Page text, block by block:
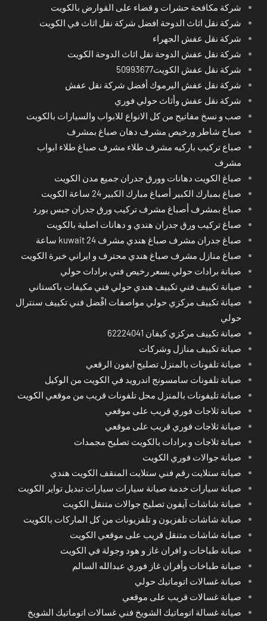
شركة مكافحة حشرات و قضاء على القوارض بالكويت
شركة نقل اثاث الدوحة افضل شركة نقل اثاث في الكويت
شركة نقل عفش الجهراء
شركة نقل عفش الدوحة نقل اثاث الدوحة الكويت
شركة نقل عفش الكويت50993677
شركة نقل عفش اليرموك أفضل شركة نقل عفش
شركة نقل عفش وأثاث حولي فوري
صب و نسخ مفاتيح من كل الانواع للابواب والسيارات بالكويت
صباخ شاطر ورخيص مشرف دهان صباغ بمشرف
صباع تركيب باركيه مشرف طلاء مشرف صباغ طلاء ابواب
مشرف
صباغ الكويت دهانات وورق جدران جميع مدن الكويت
صباغ بمبارك الكبير أصباغ مبارك الكبير 24 ساعة الكويت
صباغ بمشرف أصباغ مشرف تركيب ورق جدران جبس بورد
صباغ تركيب ورق جدران هندي و دهانات اصلية بالكويت
صباغ جدران مشرف صباغ هندي مشرف kuwait 24 ساعة
صباغ منازل مشرف صباغ هندي محترف و ايراني خبرة الكويت
صيانة برادات حولي بسعر رخيص فني برادات حولي
صيانة تكييف فني تكييف هندي حولي فني مكيفات باكستاني
صيانة تكييف مركزي حولي مواصفات افْضل فني تكييف سنترال
حولي
صيانة تكييف مركزي كيفان 62224041
صيانة تكييف منازل وشركات
صيانة تلفونات بالمنزل تصليح ايفون الرقعي
صيانة تلفونات سامسونج اندرويد في الكويت من الوكيل
صيانة تليفونات بالمنزل محل تلفونات قريب من موقعي الكويت
صيانة ثلاجات فوري قريب على موقعي
صيانة ثلاجات فوري قريب على موقعي
صيانة ثلاجات و برادات بالكويت تصليح مجمدات
صيانة جوالات فوري الكويت
صيانة ستلايت رقم فني ستلايت المنقف الكويت هندي
صيانة سيارات خدمة صيانة سيارات سيارات تبديل تواير الكويت
صيانة شاشات آيفون تصليح جوالات متنقل الكويت
صيانة شاشات تلفزيون و تلفزيونات من كل الماركات بالكويت
صيانة شاشات متنقل قريب على موقعي الكويت
صيانة طباخات و افران غاز و هود وجولة في الكويت
صيانة طباخات وأفران غاز فوري عبدالله السالم
صيانة غسالات اتوماتيك حولي
صيانة غسالات قريب على موقعي
صيانة غسالة اتوماتيك الشويخ فني غسالات اتوماتيك الشويخ